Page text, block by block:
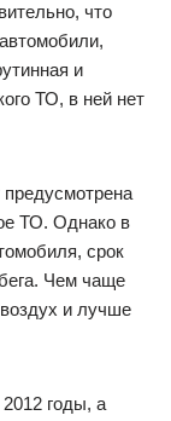
что
и
ТО, в ней нет
ТО. Однако в
срок
Чем чаще
и лучше
годы, а